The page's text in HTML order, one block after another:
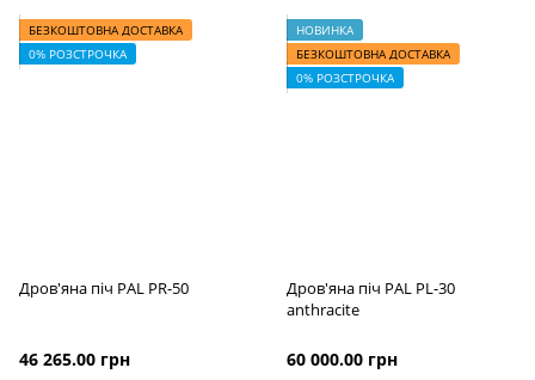
БЕЗКОШТОВНА ДОСТАВКА
0% РОЗСТРОЧКА
Дров'яна піч PAL PR-50
46 265.00 грн
НОВИНКА
БЕЗКОШТОВНА ДОСТАВКА
0% РОЗСТРОЧКА
Дров'яна піч PAL PL-30
anthracite
60 000.00 грн